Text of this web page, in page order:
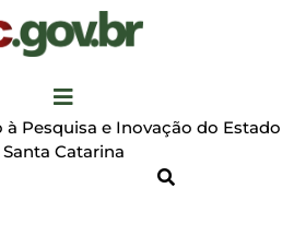
Pesquisa e Inovação do Estado
Catarina